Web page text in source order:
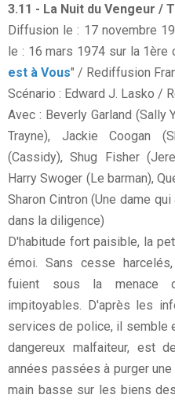
3.11 - La Nuit du Vengeur /
Diffusion le : 17 novembre
le : 16 mars 1974 sur la 1ère
est à Vous" / Rediffusion
Scénario : Edward J. Lasko /
Avec : Beverly Garland (Sally
Trayne), Jackie Coogan
(Cassidy), Shug Fisher
Harry Swoger (Le barman),
Sharon Cintron (Une dame
dans la diligence)
D'habitude fort paisible, la
émoi. Sans cesse
fuient sous la menace
impitoyables. D'après les
services de police, il semble
dangereux malfaiteur, est
années passées à purger
main basse sur les biens